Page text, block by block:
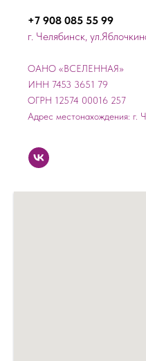
+7 908 085 55 99
г. Челябинск,
ОАНО «ВСЕЛЕННАЯ»
ИНН 7453 3651 79
ОГРН 12574 00016 257
Адрес местонахождения: г.